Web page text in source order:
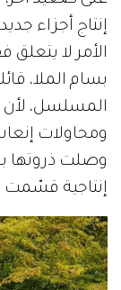
إنتاج أجزاء
الأمر لا
بسام الملا،
المسلسل، لأن
ومحاولات
وصلت ذروتها
إنتاجية